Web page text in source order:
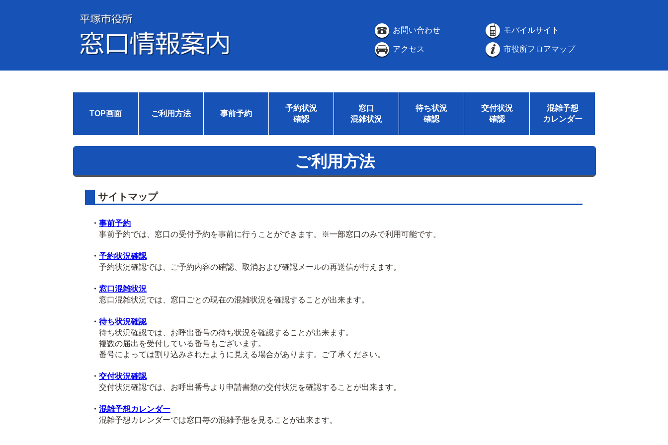
お問い合わせ モバイルサイト
アクセス 市役所フロアマップ
TOP画面 ご利用方法 事前予約
予約状況
確認
窓口
混雑状況
待ち状況
確認
交付状況
確認
混雑予想
カレンダー
ご利用方法
サイトマップ
・ 事前予約
事前予約では、窓口の受付予約を事前に行うことができます。※一部窓口のみで利用可能です。
・ 予約状況確認
予約状況確認では、ご予約内容の確認、取消および確認メールの再送信が行えます。
・ 窓口混雑状況
窓口混雑状況では、窓口ごとの現在の混雑状況を確認することが出来ます。
・ 待ち状況確認
待ち状況確認では、お呼出番号の待ち状況を確認することが出来ます。
複数の届出を受付している番号もございます。
番号によっては割り込みされたように見える場合があります。ご了承ください。
・ 交付状況確認
交付状況確認では、お呼出番号より申請書類の交付状況を確認することが出来ます。
・ 混雑予想カレンダー
混雑予想カレンダーでは窓口毎の混雑予想を見ることが出来ます。